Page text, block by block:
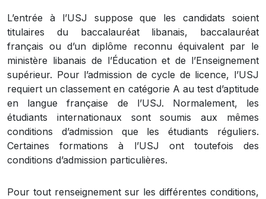
L’entrée à l’USJ suppose que les candidats soient
titulaires du baccalauréat libanais, baccalauréat
français ou d’un diplôme reconnu équivalent par le
ministère libanais de l’Éducation et de l’Enseignement
supérieur. Pour l’admission de cycle de licence, l’USJ
requiert un classement en catégorie A au test d’aptitude
en langue française de l’USJ. Normalement, les
étudiants internationaux sont soumis aux mêmes
conditions d’admission que les étudiants réguliers.
Certaines formations à l’USJ ont toutefois des
conditions d’admission particulières.
Pour tout renseignement sur les différentes conditions,